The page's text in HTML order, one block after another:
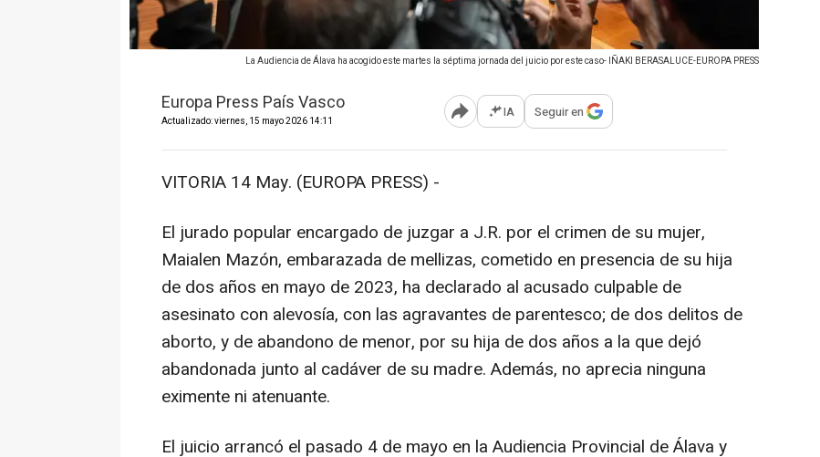
La Audiencia de Álava ha acogido este martes la séptima jornada del juicio por este caso- IÑAKI BERASALUCE-EUROPA PRESS
Europa Press País Vasco
Actualizado: viernes, 15 mayo 2026 14:11 Abrir opciones para compartir
IA Seguir en
VITORIA 14 May. (EUROPA PRESS) -
El jurado popular encargado de juzgar a J.R. por el crimen de su mujer,
Maialen Mazón, embarazada de mellizas, cometido en presencia de su hija
de dos años en mayo de 2023, ha declarado al acusado culpable de
asesinato con alevosía, con las agravantes de parentesco; de dos delitos de
aborto, y de abandono de menor, por su hija de dos años a la que dejó
abandonada junto al cadáver de su madre. Además, no aprecia ninguna
eximente ni atenuante.
El juicio arrancó el pasado 4 de mayo en la Audiencia Provincial de Álava y